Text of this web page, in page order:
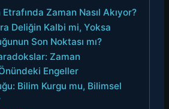
Zaman Nasıl Akıyor?
Deliğin Kalbi mi, Yoksa
Son Noktası mı?
Zaman
Engeller
Bilim Kurgu mu, Bilimsel